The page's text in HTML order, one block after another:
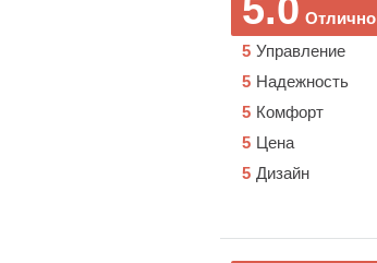
Отлично
5.0
Управление
5
Надежность
5
Комфорт
5
Цена
5
Дизайн
5